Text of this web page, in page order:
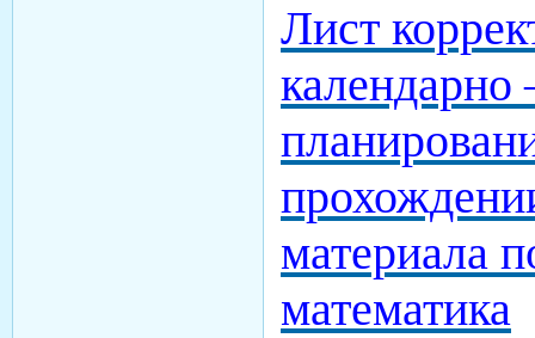
Лист
календарно
материала
математика